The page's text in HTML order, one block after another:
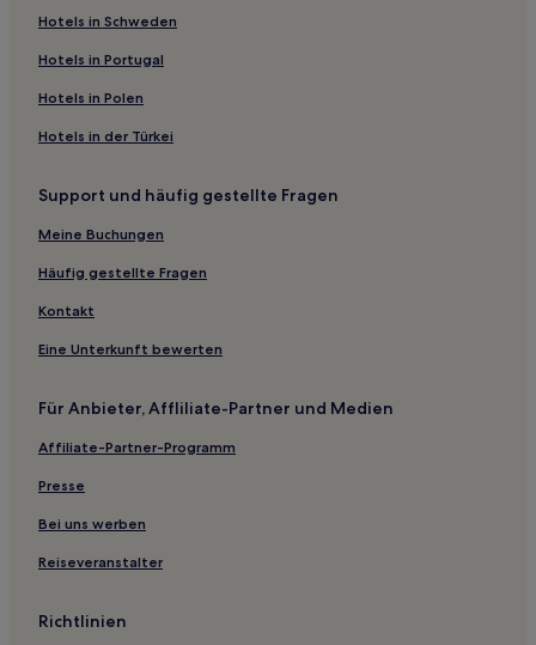
Cairns Hotels
Hotels nahe Skyrail Rainforest Cableway Station
Cairns North: Hotels
Brinsmead: Hotels
Yorkeys Knob: Hotels
Hotels nahe Kewarra Beach
Manunda: Hotels
Hotels nahe Holloways Beach
White Rock: Hotels
Hotels nahe Cairns Esplanade Charles Street Parkland
Westcourt: Hotels
Hotels nahe Bahnhof Cairns
Palm Cove: Hotels
Hotels nahe Skyrail Kuranda Cableway Station
Hotels nahe Cazalys Cairns
Hotels in Schweden
Hotels in Portugal
Hotels in Polen
Hotels in der Türkei
Support und häufig gestellte Fragen
Meine Buchungen
Häufig gestellte Fragen
Kontakt
Eine Unterkunft bewerten
Für Anbieter, Affliliate-Partner und Medien
Affiliate-Partner-Programm
Presse
Bei uns werben
Reiseveranstalter
Richtlinien